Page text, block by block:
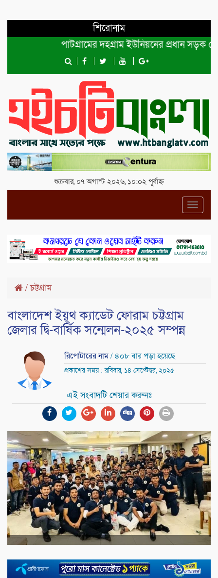
শিরোনাম
পাটগ্রামের দহগ্রাম ইউনিয়নের প্রধান সড়ক ভেঙ্গে
শুক্রবার, ০৭ অগাস্ট ২০২৬, ১০:০২ পূর্বাহ্ন
/চট্টগ্রাম
বাংলাদেশ ইয়ূথ ক্যাডেট ফোরাম চট্টগ্রাম
জেলার দ্বি-বার্ষিক সন্মেলন-২০২৫ সম্পন্ন
রিপোটারের নাম/ ৪০৮ বার পড়া হয়েছে
প্রকাশের সময় : রবিবার, ১৪ সেপ্টেম্বর, ২০২৫
এই সংবাদটি শেয়ার করুনঃ